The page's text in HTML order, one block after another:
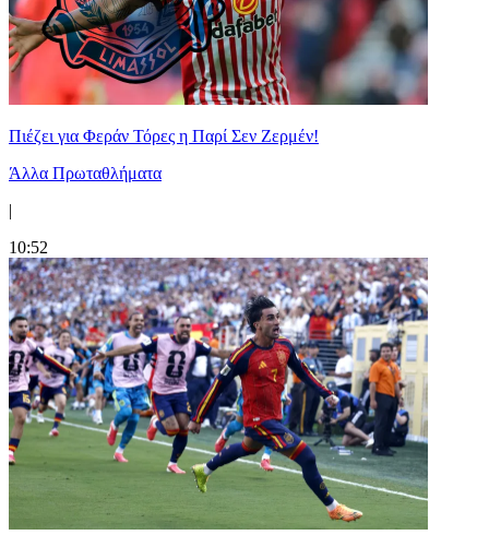
Πιέζει για Φεράν Τόρες η Παρί Σεν Ζερμέν!
Άλλα Πρωταθλήματα
|
10:52